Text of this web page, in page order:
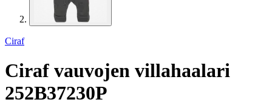
Ciraf
Ciraf vauvojen villahaalari
252B37230P